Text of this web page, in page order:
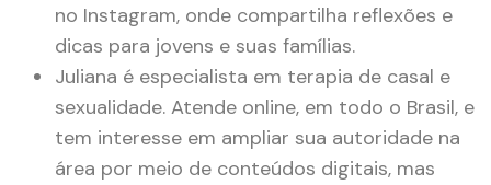
no Instagram, onde compartilha reflexões e
dicas para jovens e suas famílias.
Juliana é especialista em terapia de casal e
sexualidade. Atende online, em todo o Brasil, e
tem interesse em ampliar sua autoridade na
área por meio de conteúdos digitais, mas